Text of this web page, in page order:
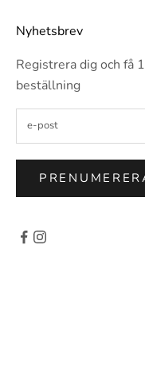
Nyhetsbrev
Registrera dig och få
beställning